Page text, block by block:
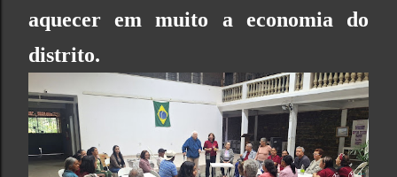
aquecer em muito a economia do
distrito.